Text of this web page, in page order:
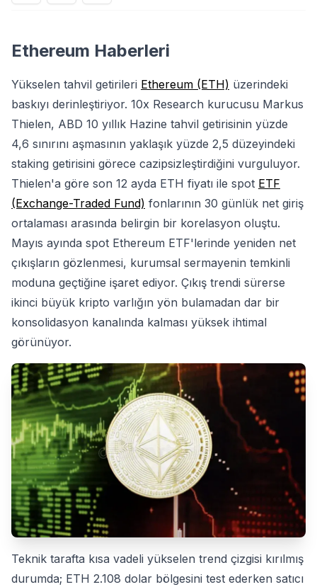
Ethereum Haberleri
Yükselen tahvil getirileri Ethereum (ETH) üzerindeki
baskıyı derinleştiriyor. 10x Research kurucusu Markus
Thielen, ABD 10 yıllık Hazine tahvil getirisinin yüzde
4,6 sınırını aşmasının yaklaşık yüzde 2,5 düzeyindeki
staking getirisini görece cazipsizleştirdiğini vurguluyor.
Thielen'a göre son 12 ayda ETH fiyatı ile spot ETF
(Exchange-Traded Fund) fonlarının 30 günlük net giriş
ortalaması arasında belirgin bir korelasyon oluştu.
Mayıs ayında spot Ethereum ETF'lerinde yeniden net
çıkışların gözlenmesi, kurumsal sermayenin temkinli
moduna geçtiğine işaret ediyor. Çıkış trendi sürerse
ikinci büyük kripto varlığın yön bulamadan dar bir
konsolidasyon kanalında kalması yüksek ihtimal
görünüyor.
Teknik tarafta kısa vadeli yükselen trend çizgisi kırılmış
durumda; ETH 2.108 dolar bölgesini test ederken satıcı